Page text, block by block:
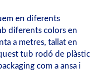
en diferents
diferents colors en
a metres, tallat en
tub rodó de plàstic
com a ansa i